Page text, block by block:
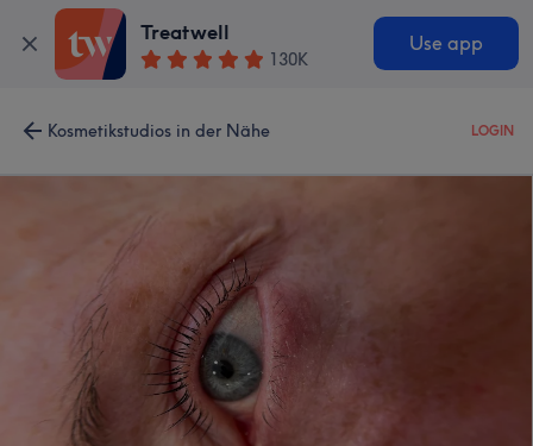
Treatwell
130K
Use app
Kosmetikstudios in der Nähe LOGIN